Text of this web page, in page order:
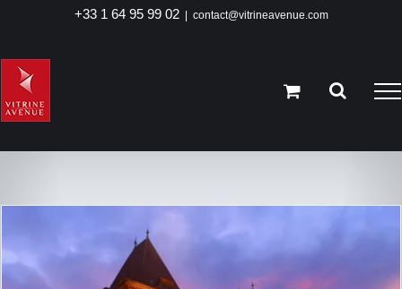
contenu
+33 1 64 95 99 02 contact@vitrineavenue.com